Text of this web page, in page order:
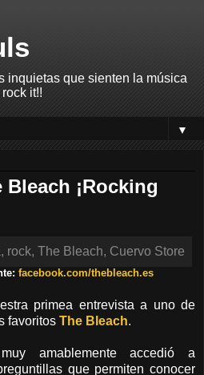
inquietas que sienten la música
it!!
▼
¡Rocking
facebook.com/thebleach.es
primea entrevista a uno de
favoritos The Bleach.
amablemente accedió a
que permiten conocer